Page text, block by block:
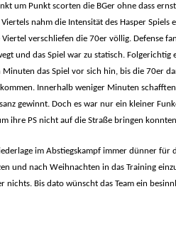
um Punkt scorten die BGer ohne dass
nahm die Intensität des Hasper
Viertel verschliefen die 70er völlig. Defense
und das Spiel war zu statisch. Folgerichtig
das Spiel vor sich hin, bis die 70er
Innerhalb weniger Minuten
gewinnt. Doch es war nur ein kleiner
ihre PS nicht auf die Straße bringen
im Abstiegskampf immer dünner für
und nach Weihnachten in das Training
nichts. Bis dato wünscht das Team ein